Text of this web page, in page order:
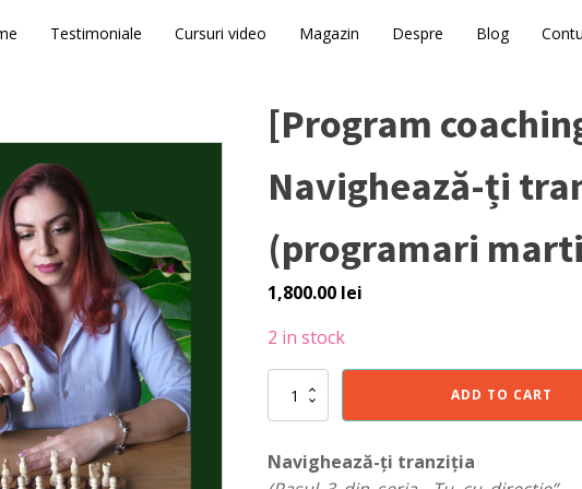
Testimoniale Cursuri video Magazin Despre Blog
[Program
Navighează-ți
(programari
1,800.00 lei
2 in stock
[Program
coaching
ți
ADD TO CART
Navighează-ți tranziția